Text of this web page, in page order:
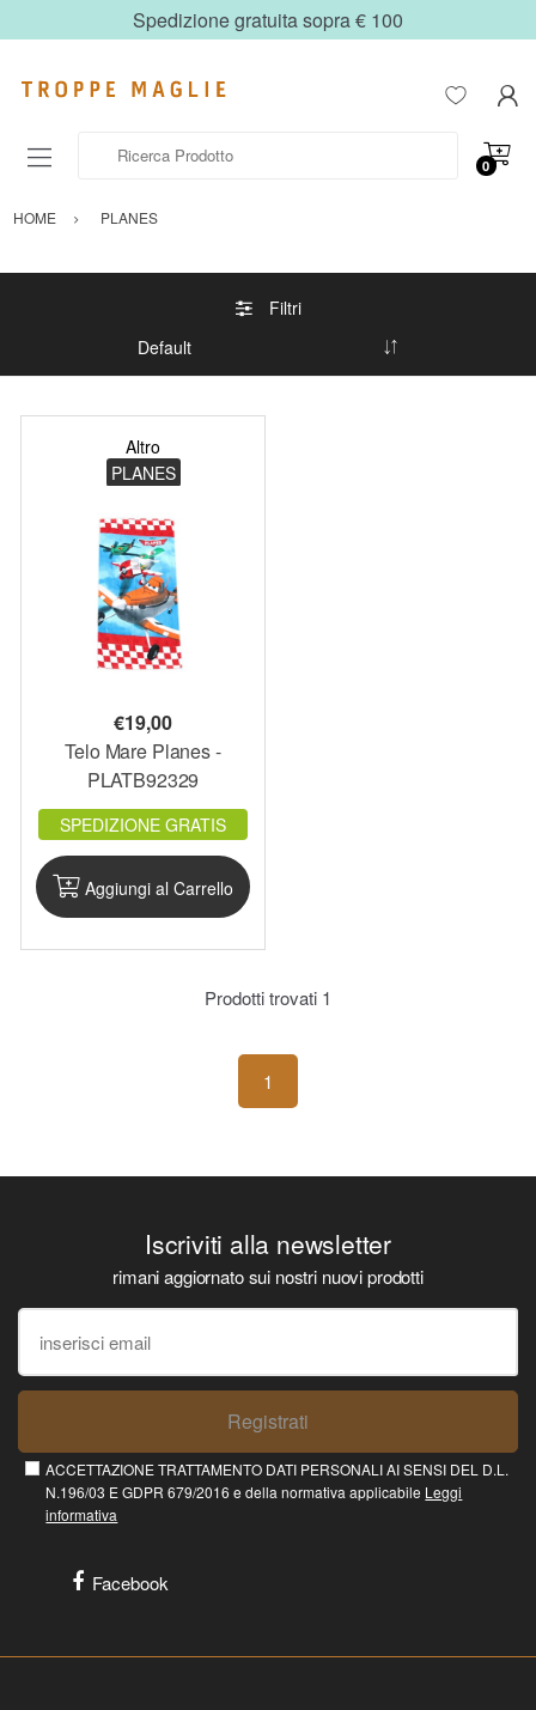
Spedizione gratuita sopra € 100
0
HOME PLANES
Filtri
Altro
PLANES
€19,00
Telo Mare Planes -
PLATB92329
SPEDIZIONE GRATIS
Aggiungi al Carrello
Prodotti trovati 1
1
Iscriviti alla newsletter
rimani aggiornato sui nostri nuovi prodotti
Registrati
ACCETTAZIONE TRATTAMENTO DATI PERSONALI AI SENSI DEL D.L.
N.196/03 E GDPR 679/2016 e della normativa applicabile Leggi
informativa
Facebook